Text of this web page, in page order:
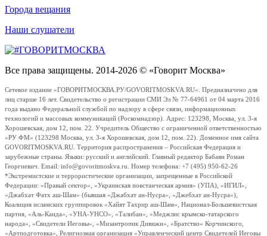
Города вещания
Наши слушатели
Все права защищены. 2014-2026 © «Говорит Москва»
Сетевое издание «ГОВОРИТМОСКВА.РУ/GOVORITMOSKVA.RU». Предназначено для
лиц старше 16 лет. Свидетельство о регистрации СМИ Эл № 77-64961 от 04 марта 2016
года выдано Федеральной службой по надзору в сфере связи, информационных
технологий и массовых коммуникаций (Роскомнадзор). Адрес: 123298, Москва, ул. 3-я
Хорошевская, дом 12, пом. 22. Учредитель Общество с ограниченной ответственностью
«РУ ФМ» (123298 Москва, ул. 3-я Хорошевская, дом 12, пом. 22). Доменное имя сайта
GOVORITMOSKVA.RU. Территория распространения – Российская Федерация и
зарубежные страны. Языки: русский и английский. Главный редактор Бабаян Роман
Георгиевич. Email: info@govoritmoskva.ru. Номер телефона: +7 (495) 950-62-26
*Экстремистские и террористические организации, запрещенные в Российской
Федерации: «Правый сектор», «Украинская повстанческая армия» (УПА), «ИГИЛ»,
«Джабхат Фатх аш-Шам» (бывшая «Джабхат ан-Нусра», «Джебхат ан-Нусра»),
Коалиция исламских группировок «Хайят Тахрир аш-Шам», Национал-Большевистская
партия, «Аль-Каида», «УНА-УНСО», «Талибан», «Меджлис крымско-татарского
народа», «Свидетели Иеговы», «Мизантропик Дивижн», «Братство» Корчинского,
«Артподготовка», Религиозная организация «Управленческий центр Свидетелей Иеговы